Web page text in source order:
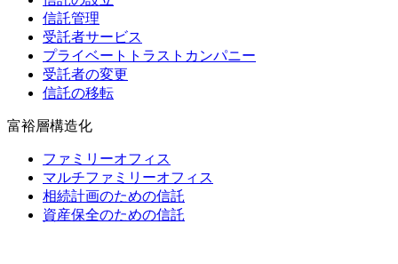
信託管理
受託者サービス
プライベートトラストカンパニー
受託者の変更
信託の移転
富裕層構造化
ファミリーオフィス
マルチファミリーオフィス
相続計画のための信託
資産保全のための信託